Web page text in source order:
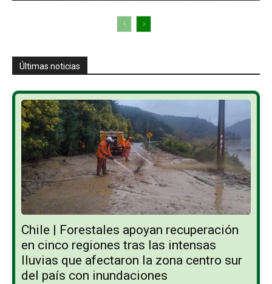
Últimas noticias
Chile | Forestales apoyan recuperación
en cinco regiones tras las intensas
lluvias que afectaron la zona centro sur
del país con inundaciones